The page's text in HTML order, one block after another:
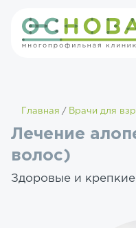
Главная Врачи для
Лечение
волос)
Здоровые и